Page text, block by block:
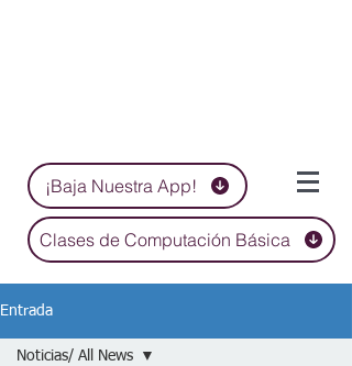
¡Baja Nuestra App!
Clases de Computación Básica
Entrada
Noticias/ All News